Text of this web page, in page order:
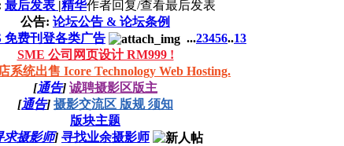
最后发表 |精华作者回复/查看最后发表
公告: 论坛公告 & 论坛条例
费刊登各类广告
...23456..13
SME 公司网页设计 RM999 !
系统出售 Icore Technology Web Hosting.
[通告] 诚聘摄影区版主
[通告] 摄影交流区 版规 须知
版块主题
求摄影师] 寻找业余摄影师